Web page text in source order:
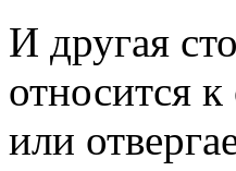
И другая
относится
или